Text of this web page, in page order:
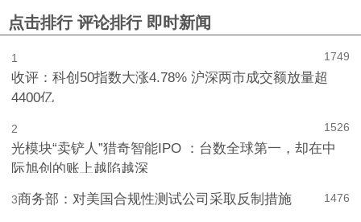
点击排行 评论排行 即时新闻
1749
1
收评：科创50指数大涨4.78% 沪深两市成交额放量超
4400亿
1526
2
光模块“卖铲人”猎奇智能IPO ：台数全球第一，却在中
际旭创的账上越陷越深
1476
3商务部：对美国合规性测试公司采取反制措施